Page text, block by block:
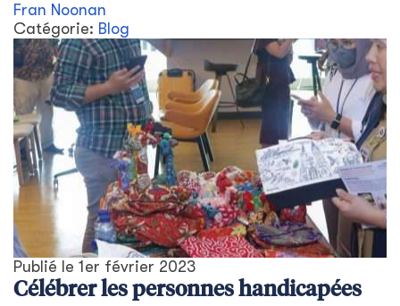
Fran Noonan
Catégorie: Blog
Publié le 1er février 2023
Célébrer les personnes handicapées